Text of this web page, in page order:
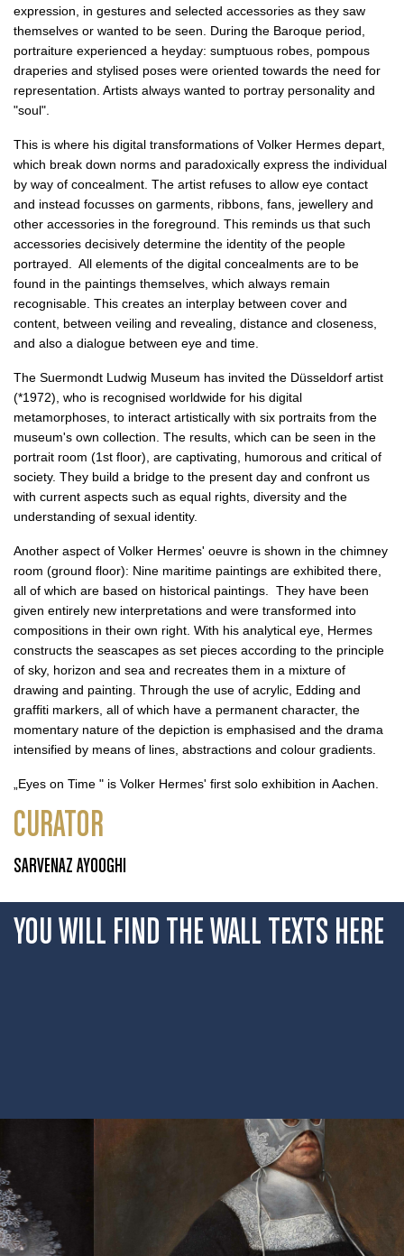
expression, in gestures and selected accessories as they saw
themselves or wanted to be seen. During the Baroque period,
portraiture experienced a heyday: sumptuous robes, pompous
draperies and stylised poses were oriented towards the need for
representation. Artists always wanted to portray personality and
"soul".
This is where his digital transformations of Volker Hermes depart,
which break down norms and paradoxically express the individual
by way of concealment. The artist refuses to allow eye contact
and instead focusses on garments, ribbons, fans, jewellery and
other accessories in the foreground. This reminds us that such
accessories decisively determine the identity of the people
portrayed. All elements of the digital concealments are to be
found in the paintings themselves, which always remain
recognisable. This creates an interplay between cover and
content, between veiling and revealing, distance and closeness,
and also a dialogue between eye and time.
The Suermondt Ludwig Museum has invited the Düsseldorf artist
(*1972), who is recognised worldwide for his digital
metamorphoses, to interact artistically with six portraits from the
museum's own collection. The results, which can be seen in the
portrait room (1st floor), are captivating, humorous and critical of
society. They build a bridge to the present day and confront us
with current aspects such as equal rights, diversity and the
understanding of sexual identity.
Another aspect of Volker Hermes' oeuvre is shown in the chimney
room (ground floor): Nine maritime paintings are exhibited there,
all of which are based on historical paintings. They have been
given entirely new interpretations and were transformed into
compositions in their own right. With his analytical eye, Hermes
constructs the seascapes as set pieces according to the principle
of sky, horizon and sea and recreates them in a mixture of
drawing and painting. Through the use of acrylic, Edding and
graffiti markers, all of which have a permanent character, the
momentary nature of the depiction is emphasised and the drama
intensified by means of lines, abstractions and colour gradients.
„Eyes on Time " is Volker Hermes' first solo exhibition in Aachen.
CURATOR
SARVENAZ AYOOGHI
YOU WILL FIND THE WALL TEXTS HERE